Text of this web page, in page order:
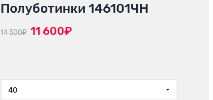
Полуботинки 146101ЧН
14 500₽ 11 600₽
40